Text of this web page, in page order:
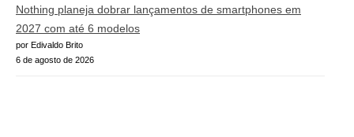
Nothing planeja dobrar lançamentos de smartphones em
2027 com até 6 modelos
por Edivaldo Brito
6 de agosto de 2026